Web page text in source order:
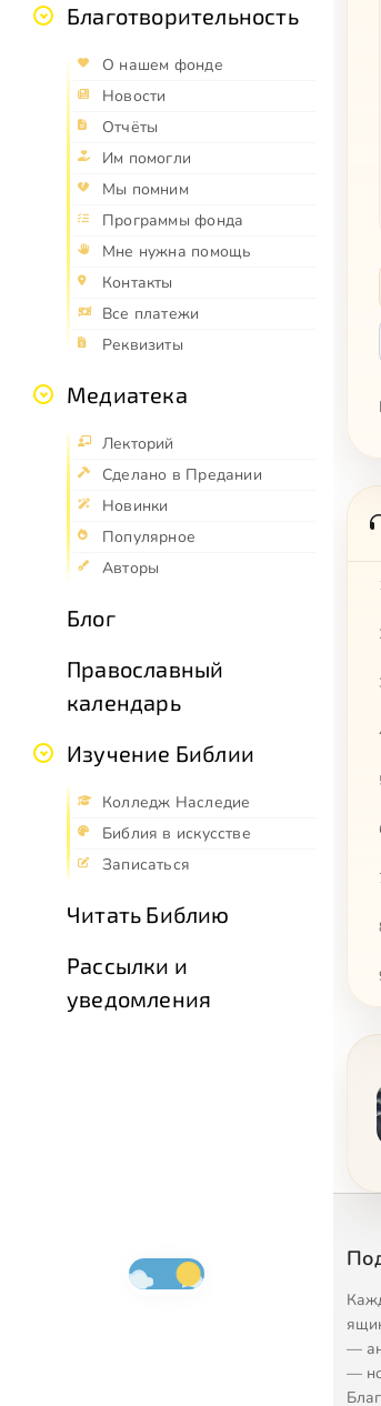
Благотворительность
О нашем фонде
Новости
Отчёты
Им помогли
Мы помним
Программы фонда
Мне нужна помощь
Контакты
Все платежи
Реквизиты
Медиатека
Лекторий
Сделано в Предании
Новинки
Популярное
Авторы
Блог
Православный
календарь
Изучение Библии
Колледж Наследие
Библия в искусстве
Записаться
Читать Библию
Рассылки и
уведомления
—
—